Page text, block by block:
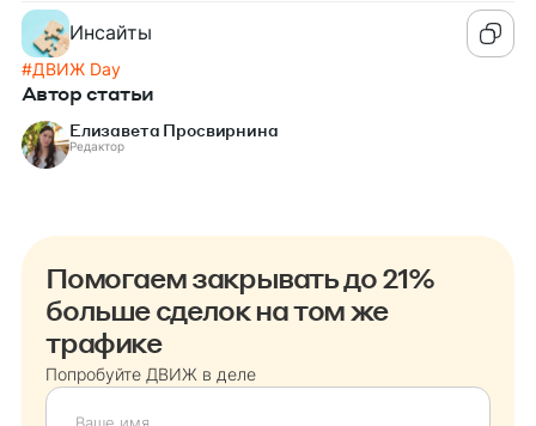
Инсайты
#ДВИЖ Day
Автор статьи
Елизавета Просвирнина
Редактор
Помогаем закрывать до 21%
больше сделок на том же
трафике
Попробуйте ДВИЖ в деле